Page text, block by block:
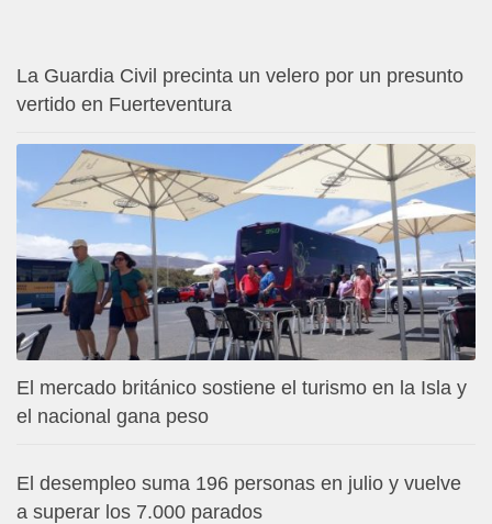
La Guardia Civil precinta un velero por un presunto
vertido en Fuerteventura
El mercado británico sostiene el turismo en la Isla y
el nacional gana peso
El desempleo suma 196 personas en julio y vuelve
a superar los 7.000 parados